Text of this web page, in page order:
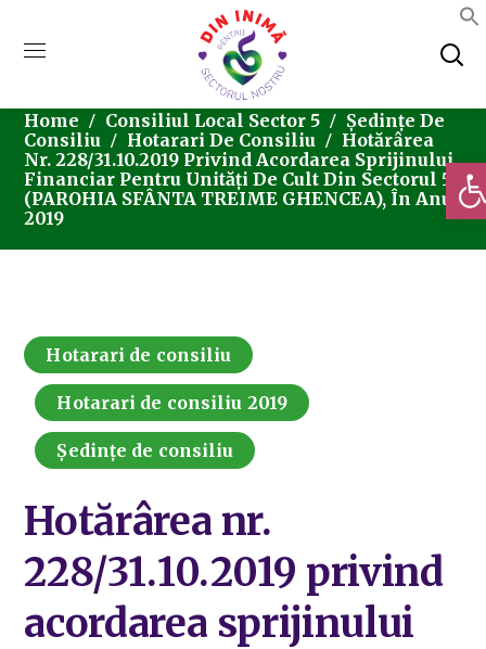
Home Consiliul Local Sector 5
Ședințe De
Consiliu
Hotarari De Consiliu
Hotărârea
Nr. 228/31.10.2019 Privind Acordarea Sprijinului
Financiar Pentru Unități De Cult Din Sectorul 5
(PAROHIA SFÂNTA TREIME GHENCEA), În Anul
2019
Hotarari de consiliu
Hotarari de consiliu 2019
Ședințe de consiliu
Hotărârea nr.
228/31.10.2019 privind
acordarea sprijinului